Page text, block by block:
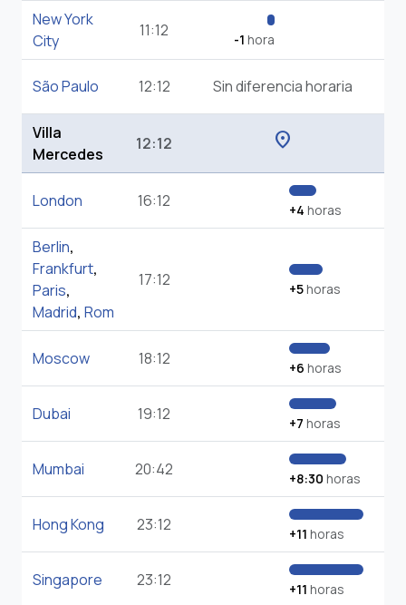
New York
City
11:12 -1 hora
São Paulo 12:12 Sin diferencia horaria
Villa
Mercedes
12:12 location_on
London 16:12 +4 horas
Berlin,
Frankfurt,
Paris,
Madrid, Rom
17:12 +5horas
Moscow 18:12 +6 horas
Dubai 19:12 +7 horas
Mumbai 20:42 +8:30 horas
Hong Kong 23:12 +11 horas
Singapore 23:12 +11 horas